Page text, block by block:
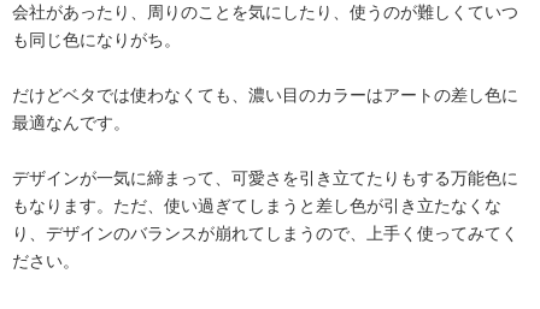
会社があったり、周りのことを気にしたり、使うのが難しくていつ
も同じ色になりがち。
だけどベタでは使わなくても、濃い目のカラーはアートの差し色に
最適なんです。
デザインが一気に締まって、可愛さを引き立てたりもする万能色に
もなります。ただ、使い過ぎてしまうと差し色が引き立たなくな
り、デザインのバランスが崩れてしまうので、上手く使ってみてく
ださい。